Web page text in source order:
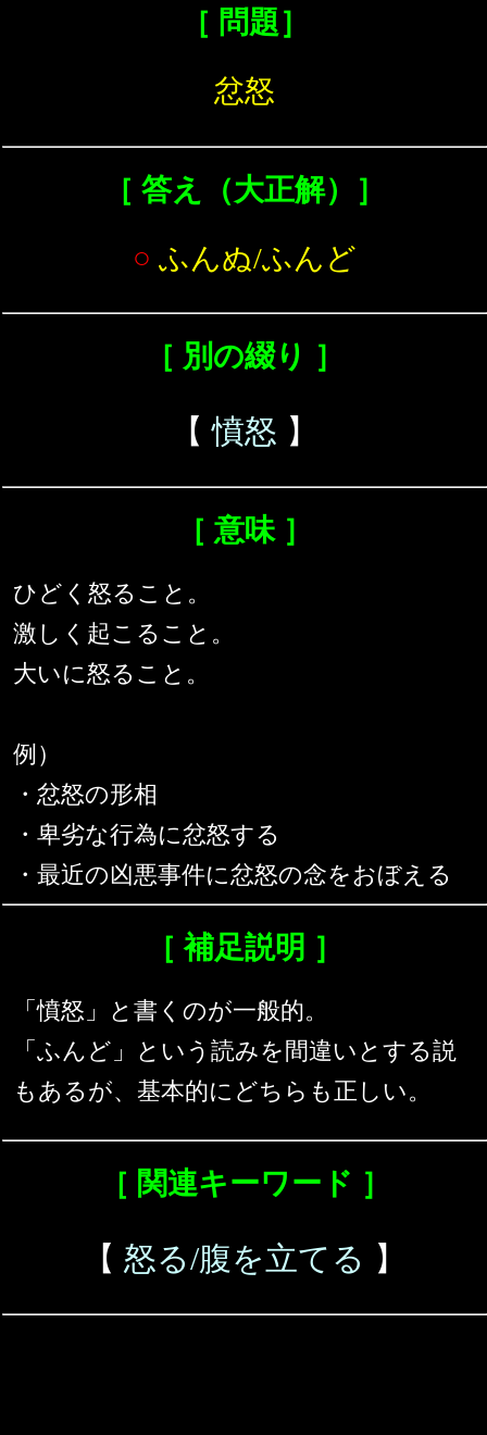
［ 問題］
忿怒
［ 答え（大正解）］
○ ふんぬ/ふんど
［ 別の綴り ］
【憤怒 】
［ 意味 ］
ひどく怒ること。
激しく起こること。
大いに怒ること。
例）
・忿怒の形相
・卑劣な行為に忿怒する
・最近の凶悪事件に忿怒の念をおぼえる
［ 補足説明 ］
「憤怒」と書くのが一般的。
「ふんど」という読みを間違いとする説
もあるが、基本的にどちらも正しい。
［ 関連キーワード ］
【 怒る/腹を立てる 】